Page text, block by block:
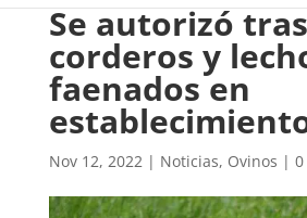
Se autorizó
corderos y
faenados en
Nov 12, 2022| Noticias, Ovinos |